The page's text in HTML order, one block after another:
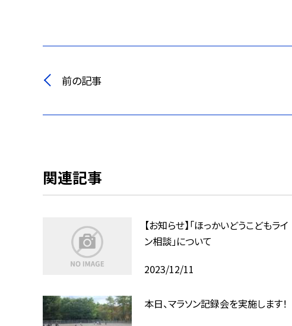
前の記事
関連記事
【お知らせ】「ほっかいどうこどもライ
ン相談」について
2023/12/11
本日、マラソン記録会を実施します！